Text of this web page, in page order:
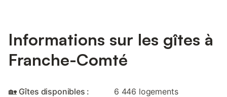
Informations sur les gîtes à
Franche-Comté
🏡 Gîtes disponibles : 6 446 logements